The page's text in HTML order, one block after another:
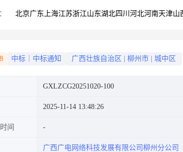
北京广东 上海江苏浙江山东湖北四川 河北河南天津山
中标｜中标通知 广西壮族自治区 柳州市 城中区
GXLZCG20251020-100
2025-11-14 13:48:26
间
广西广电网络科技发展有限公司柳州分公司